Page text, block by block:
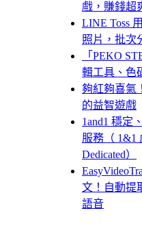
戲，賺錢超
LINE Toss
照片，批次
「PEKO
輯工具、色
夠紅夠喜氣
的益智遊戲
1and1 穩定
服務（ 1&1
Dedicated）
文！自動提
語音